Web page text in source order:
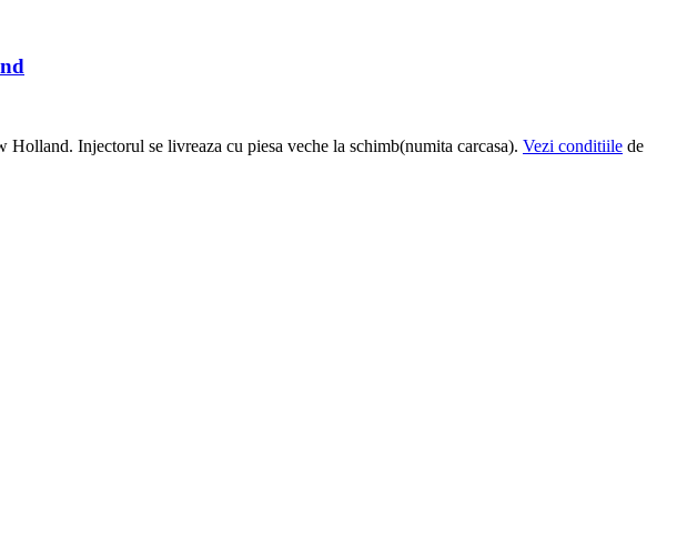
Injectorul se livreaza cu piesa veche la schimb(numita carcasa). Vezi conditiile de